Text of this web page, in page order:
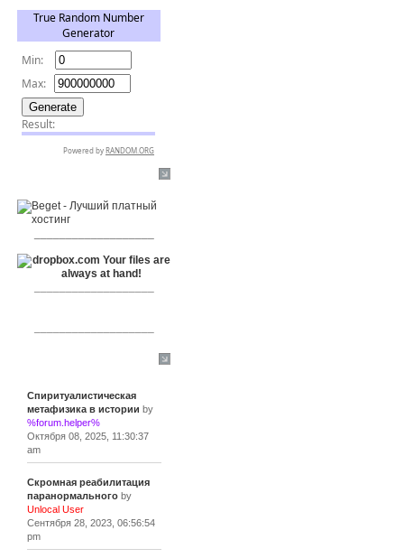
Спиритуалистическая
метафизика в истории by
%forum.helper%
Октября 08, 2025, 11:30:37
am
Скромная реабилитация
паранормальногоby
Unlocal User
Сентября 28, 2023, 06:56:54
pm